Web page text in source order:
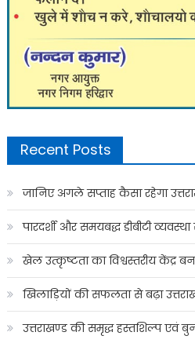
Recent Posts
जानिए अगले सप्ताह कैसा रहेगा
पारदर्शी और समयबद्ध डीबीटी
खेल उत्कृष्टता का विश्वस्तरीय केंद्र
खिलाड़ियों की सफलता से बढ़ा
उत्तराखण्ड की समृद्ध हस्तशिल्प एवं